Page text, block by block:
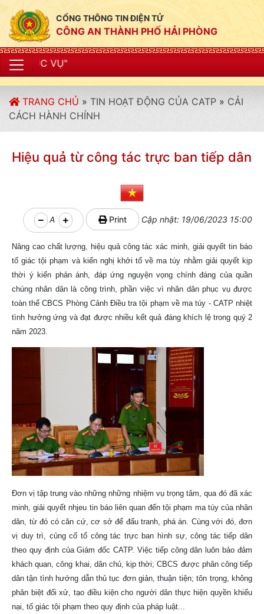
CỔNG THÔNG TIN ĐIỆN TỬ
CÔNG AN THÀNH PHỐ HẢI PHÒNG
TRANG CHỦ » TIN HOẠT ĐỘNG CỦA CATP » CẢI
CÁCH HÀNH CHÍNH
Hiệu quả từ công tác trực ban tiếp dân
A Print Cập nhật: 19/06/2023 15:00
Nâng cao chất lượng, hiệu quả công tác xác minh, giải quyết tin báo
tố giác tội phạm và kiến nghị khởi tố về ma túy nhằm giải quyết kịp
thời ý kiến phản ánh, đáp ứng nguyện vọng chính đáng của quần
chúng nhân dân là công trình, phần việc vì nhân dân phục vụ được
toàn thể CBCS Phòng Cảnh Điều tra tội phạm về ma túy - CATP nhiệt
tình hưởng ứng và đạt được nhiều kết quả đáng khích lệ trong quý 2
năm 2023.
Đơn vị tập trung vào những những nhiệm vụ trọng tâm, qua đó đã xác
minh, giải quyết nhjeu tin báo liên quan đến tội phạm ma túy của nhân
dân, từ đó có căn cứ, cơ sở để đấu tranh, phá án. Cùng với đó, đơn
vị duy trì, củng cố tổ công tác trực ban hình sự, công tác tiếp dân
theo quy định của Giám đốc CATP. Việc tiếp công dân luôn bảo đảm
khách quan, công khai, dân chủ, kịp thời; CBCS được phân công tiếp
dân tận tình hướng dẫn thủ tục đơn giản, thuận tiện; tôn trọng, không
phân biệt đối xử, tạo điều kiện cho người dân thực hiện quyền khiếu
nại, tố giác tội phạm theo quy định của pháp luật...